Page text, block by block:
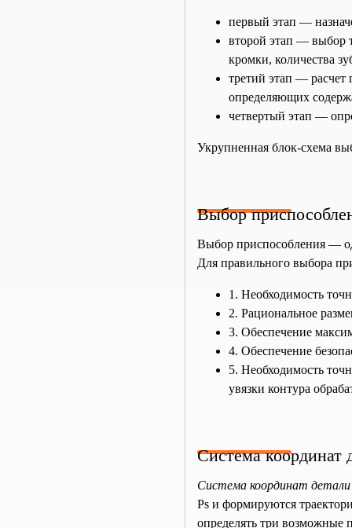
первый этап —
второй этап — выбор
кромки, количества
третий этап —
определяющих
четвертый этап —
Укрупненная блок-схема
Выбор
Выбор приспособления —
Для правильного выбора
1. Необходимость
2. Рациональное
3. Обеспечение
4. Обеспечение
5. Необходимость
увязки контура
Система координат
Система координат детали
Ps и формируются
определять три возможные